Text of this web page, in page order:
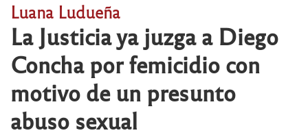
Luana Ludueña
La Justicia ya juzga a Diego
Concha por femicidio con
motivo de un presunto
abuso sexual